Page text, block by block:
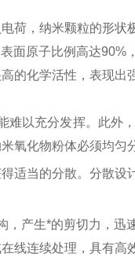
荷，纳米颗粒的形
面原子比例高达
的化学活性，表现
难以充分发挥。此外
氧化物粉体必须均
适当的分散。分散设
，产生*的剪切力，迅
线连续处理，具有高